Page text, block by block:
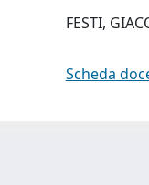
FESTI,
Scheda